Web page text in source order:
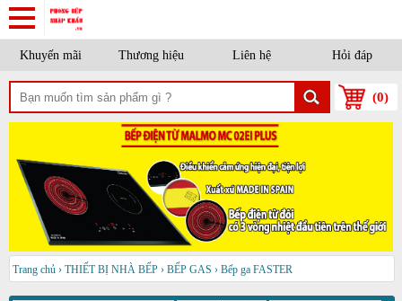
Khuyến mãi Thương hiệu Liên hệ Hỏi đáp
(0)
Trang chủ › THIẾT BỊ NHÀ BẾP › BẾP GAS › Bếp ga FASTER